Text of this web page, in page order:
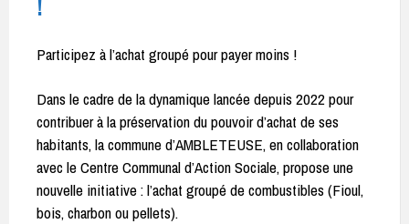
!
Participez à l’achat groupé pour payer moins !
Dans le cadre de la dynamique lancée depuis 2022 pour
contribuer à la préservation du pouvoir d’achat de ses
habitants, la commune d’AMBLETEUSE, en collaboration
avec le Centre Communal d’Action Sociale, propose une
nouvelle initiative : l’achat groupé de combustibles (Fioul,
bois, charbon ou pellets).